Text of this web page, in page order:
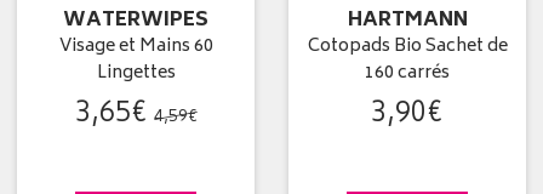
WATERWIPES
Visage et Mains 60
Lingettes
3,65€ 4,59€
HARTMANN
Cotopads Bio Sachet de
160 carrés
3,90€